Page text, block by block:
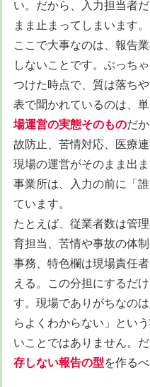
い。だから、入力担当者
まま止まってしまいます。
ここで大事なのは、報告
しないことです。ぶっち
つけた時点で、質は落ち
表で聞かれているのは、
場運営の実態そのものだ
故防止、苦情対応、医療
現場の運営がそのまま出
事業所は、入力の前に「
ています。
たとえば、従業者数は管
育担当、苦情や事故の体
事務、特色欄は現場責任
える。この分担にするだ
す。現場でありがちなの
らよくわからない」とい
いことではありません。
存しない報告の型を作るべ